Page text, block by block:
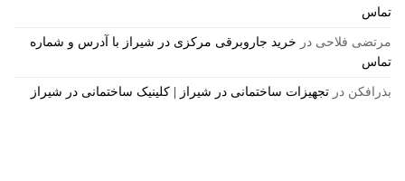
تماس
مرتضی فلاحی در خرید جاروبرقی مرکزی در شیراز با آدرس و شماره
تماس
بذرافكن در تجهیزات ساختمانی در شیراز | کلینیک ساختمانی در شیراز